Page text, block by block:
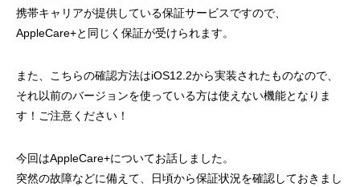
携帯キャリアが提供している保証サービスですので、
AppleCare+と同じく保証が受けられます。
また、こちらの確認方法はiOS12.2から実装されたものなので、
それ以前のバージョンを使っている方は使えない機能となりま
す！ご注意ください！
今回はAppleCare+についてお話しました。
突然の故障などに備えて、日頃から保証状況を確認しておきまし